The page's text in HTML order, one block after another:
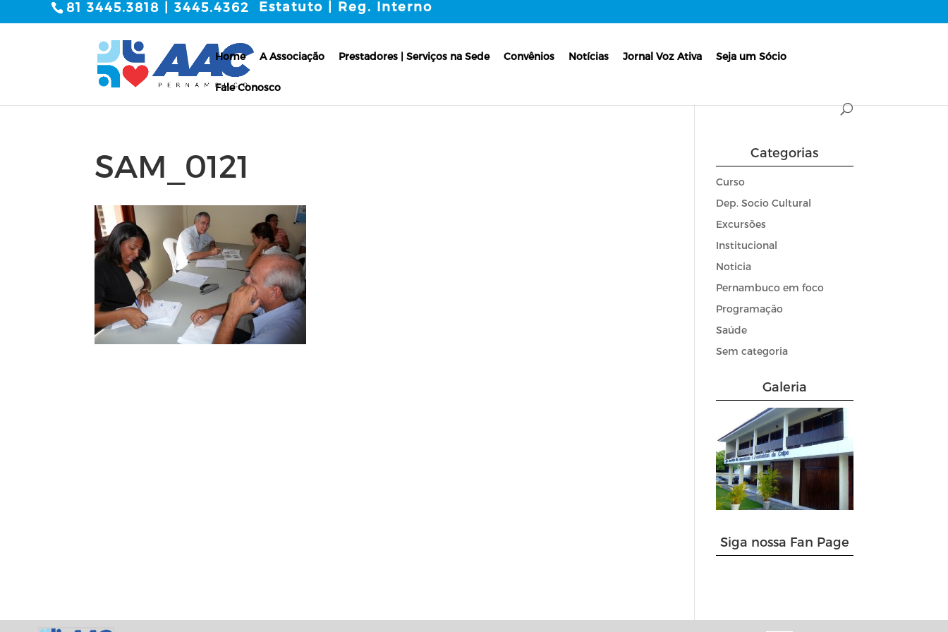
81 3445.3818 | 3445.4362 Estatuto | Reg. Interno
Home A Associação Prestadores | Serviços na Sede Convênios Notícias Jornal Voz Ativa Seja um Sócio
Fale Conosco
SAM_0121 Categorias
Curso
Dep. Socio Cultural
Excursões
Institucional
Noticia
Pernambuco em foco
Programação
Saúde
Sem categoria
Galeria
Siga nossa Fan Page